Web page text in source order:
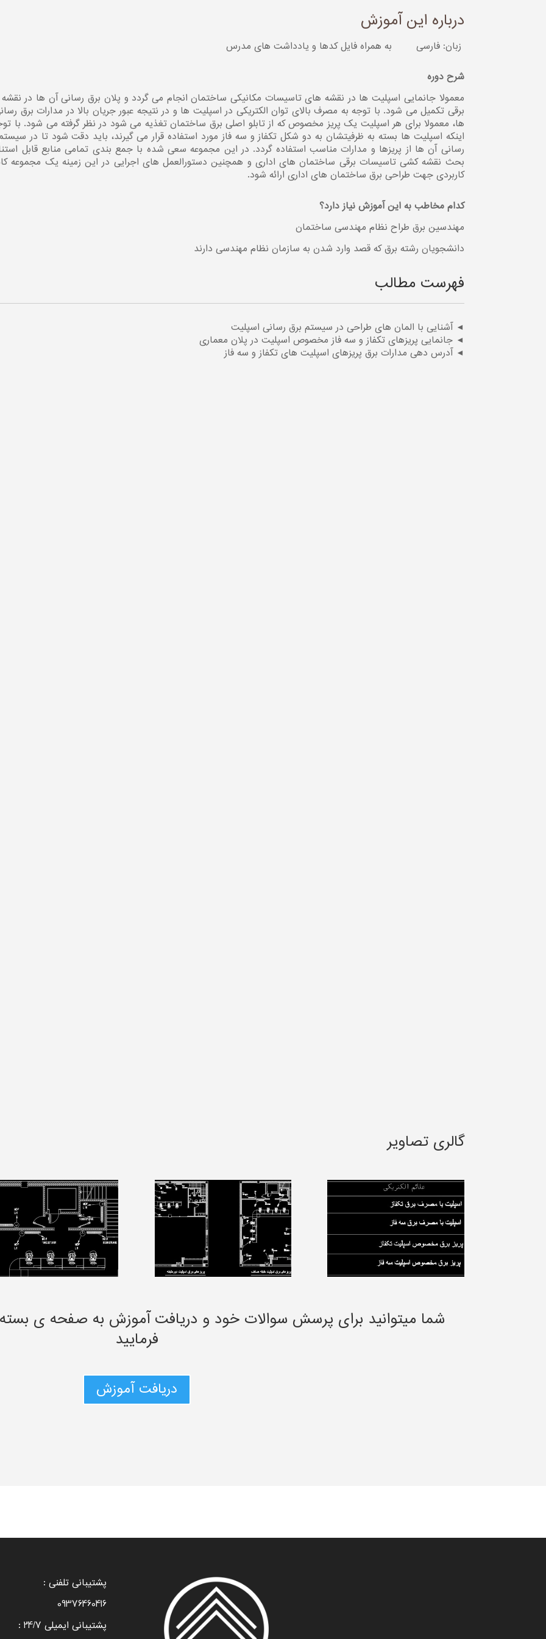
درباره این آموزش
زبان: فارسی
به همراه فایل کدها و یادداشت های مدرس
شرح دوره
معمولا جانمایی اسپلیت ها در نقشه های تاسیسات مکانیکی ساختمان انجام می گردد و پلان برق رسانی آن ها در
برقی تکمیل می شود. با توجه به مصرف بالای توان الکتریکی در اسپلیت ها و در نتیجه عبور جریان بالا در مدارات برق
ها، معمولا برای هر اسپلیت یک پریز مخصوص که از تابلو اصلی برق ساختمان تغذیه می شود در نظر گرفته می شود. با
اینکه اسپلیت ها بسته به ظرفیتشان به دو شکل تکفاز و سه فاز مورد استفاده قرار می گیرند، باید دقت شود تا در
رسانی آن ها از پریزها و مدارات مناسب استفاده گردد. در این مجموعه سعی شده با جمع بندی تمامی منابع قابل
بحث نقشه کشی تاسیسات برقی ساختمان های اداری و همچنین دستورالعمل های اجرایی در این زمینه یک مجموعه
کاربردی جهت طراحی برق ساختمان های اداری ارائه شود.
کدام مخاطب به این آموزش نیاز دارد؟
مهندسین برق طراح نظام مهندسی ساختمان
دانشجویان رشته برق که قصد وارد شدن به سازمان نظام مهندسی دارند
فهرست مطالب
◄ آشنایی با المان های طراحی در سیستم برق رسانی اسپلیت
◄ جانمایی پریزهای تکفاز و سه فاز مخصوص اسپلیت در پلان معماری
◄ آدرس دهی مدارات برق پریزهای اسپلیت های تکفاز و سه فاز
گالری تصاویر
شما میتوانید برای پرسش سوالات خود و دریافت آموزش به صفحه ی
فرمایید
دریافت آموزش
پشتیبانی تلفنی :
09376460416
پشتیبانی ایمیلی 24/7 :